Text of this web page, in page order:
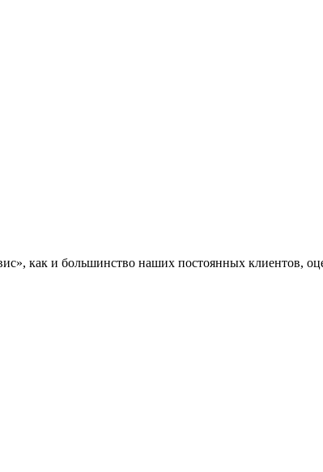
как и большинство наших постоянных клиентов,